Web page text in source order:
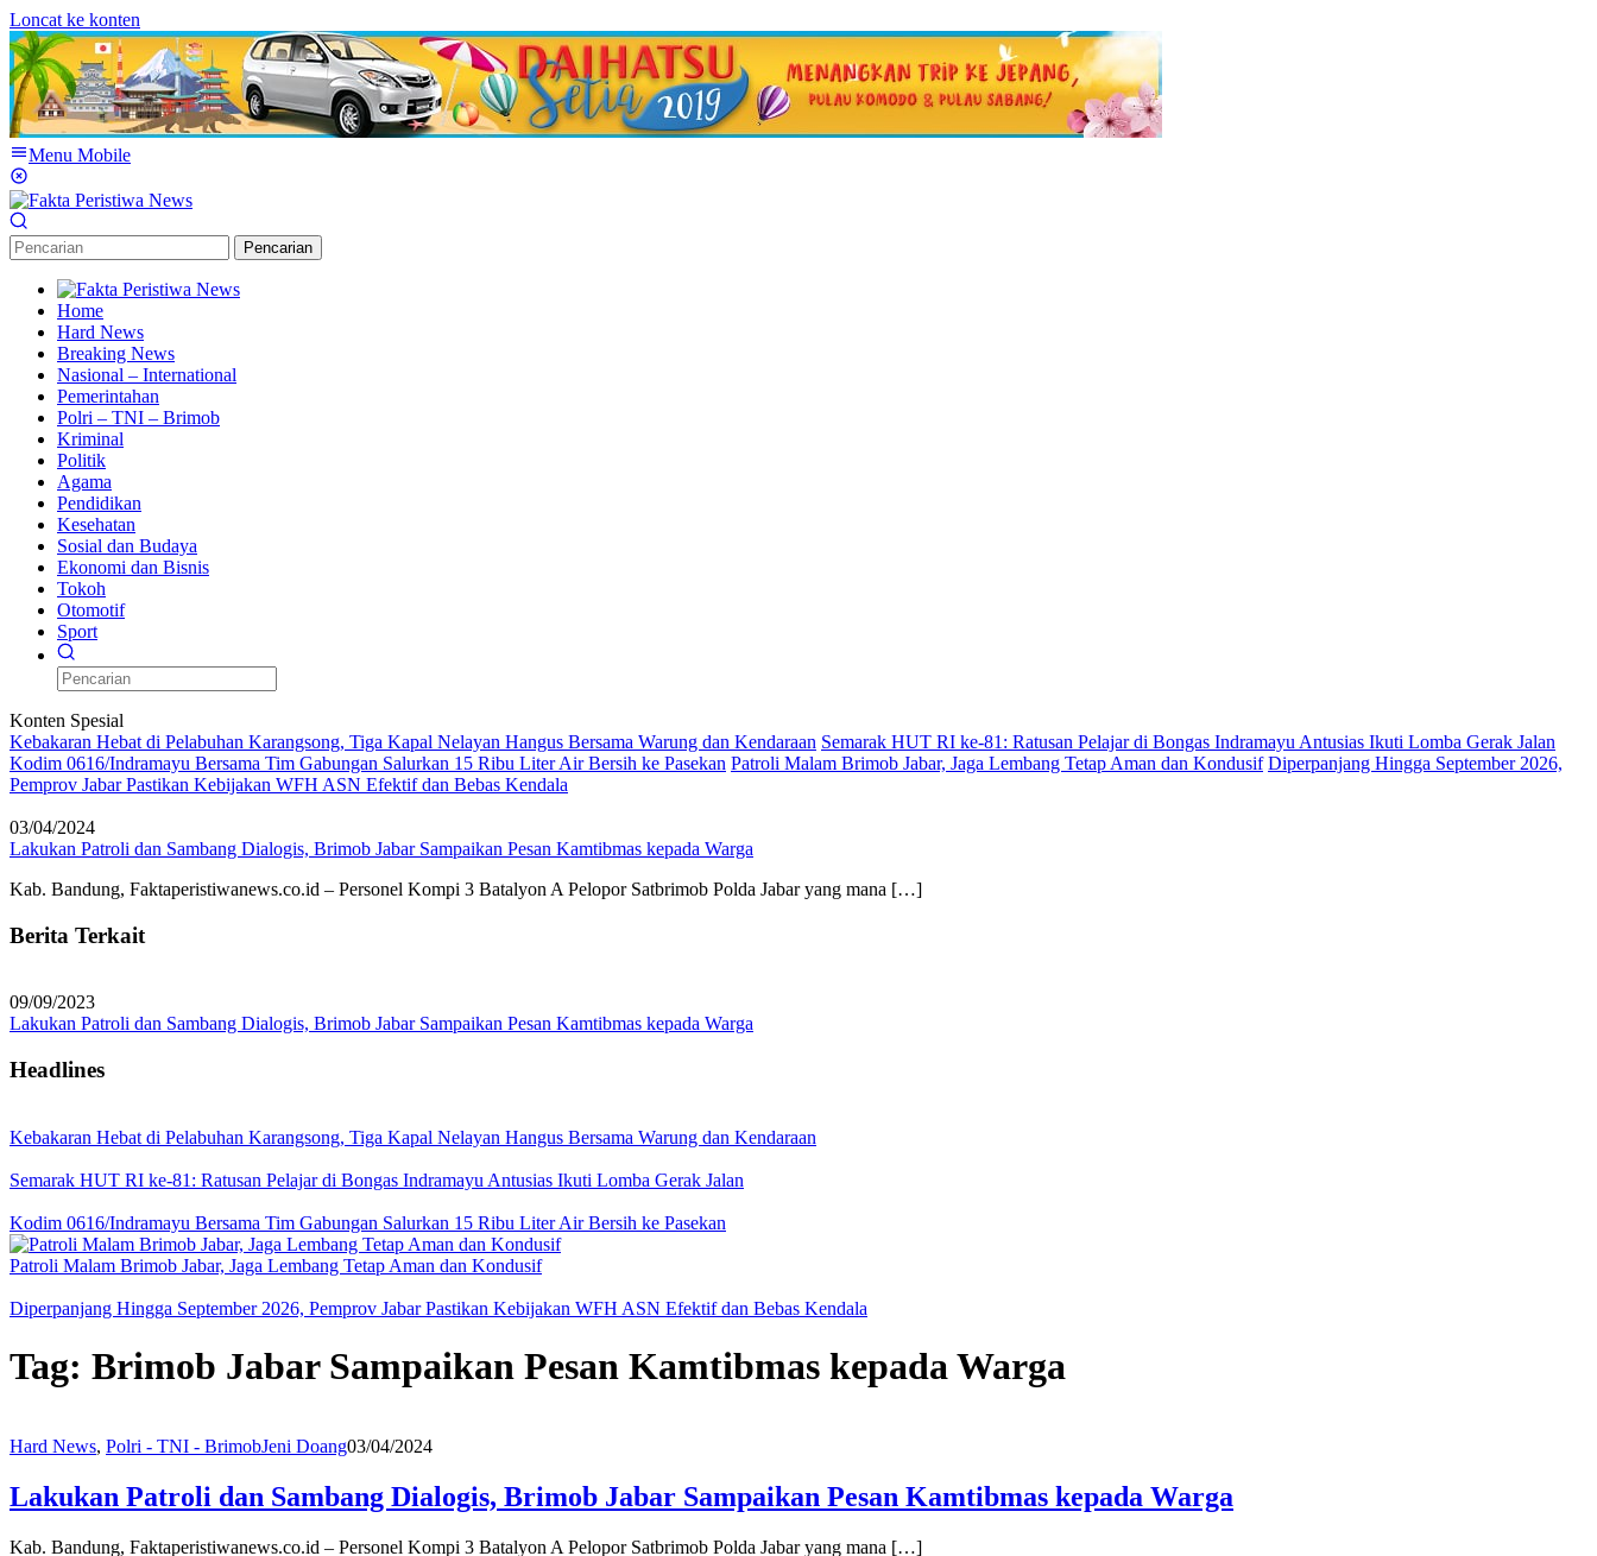
Loncat ke konten
Menu Mobile
Pencarian
Home
Hard News
Breaking News
Nasional – International
Pemerintahan
Polri – TNI – Brimob
Kriminal
Politik
Agama
Pendidikan
Kesehatan
Sosial dan Budaya
Ekonomi dan Bisnis
Tokoh
Otomotif
Sport
Konten Spesial
Kebakaran Hebat di Pelabuhan Karangsong, Tiga Kapal Nelayan Hangus Bersama Warung dan Kendaraan Semarak HUT RI ke-81: Ratusan Pelajar di Bongas Indramayu Antusias Ikuti Lomba Gerak Jalan
Kodim 0616/Indramayu Bersama Tim Gabungan Salurkan 15 Ribu Liter Air Bersih ke Pasekan Patroli Malam Brimob Jabar, Jaga Lembang Tetap Aman dan Kondusif Diperpanjang Hingga September 2026,
Pemprov Jabar Pastikan Kebijakan WFH ASN Efektif dan Bebas Kendala
03/04/2024
Lakukan Patroli dan Sambang Dialogis, Brimob Jabar Sampaikan Pesan Kamtibmas kepada Warga
Kab. Bandung, Faktaperistiwanews.co.id – Personel Kompi 3 Batalyon A Pelopor Satbrimob Polda Jabar yang mana […]
Berita Terkait
09/09/2023
Lakukan Patroli dan Sambang Dialogis, Brimob Jabar Sampaikan Pesan Kamtibmas kepada Warga
Headlines
Kebakaran Hebat di Pelabuhan Karangsong, Tiga Kapal Nelayan Hangus Bersama Warung dan Kendaraan
Semarak HUT RI ke-81: Ratusan Pelajar di Bongas Indramayu Antusias Ikuti Lomba Gerak Jalan
Kodim 0616/Indramayu Bersama Tim Gabungan Salurkan 15 Ribu Liter Air Bersih ke Pasekan
Patroli Malam Brimob Jabar, Jaga Lembang Tetap Aman dan Kondusif
Diperpanjang Hingga September 2026, Pemprov Jabar Pastikan Kebijakan WFH ASN Efektif dan Bebas Kendala
Tag: Brimob Jabar Sampaikan Pesan Kamtibmas kepada Warga
Hard News, Polri - TNI - BrimobJeni Doang03/04/2024
Lakukan Patroli dan Sambang Dialogis, Brimob Jabar Sampaikan Pesan Kamtibmas kepada Warga
Kab. Bandung, Faktaperistiwanews.co.id – Personel Kompi 3 Batalyon A Pelopor Satbrimob Polda Jabar yang mana […]